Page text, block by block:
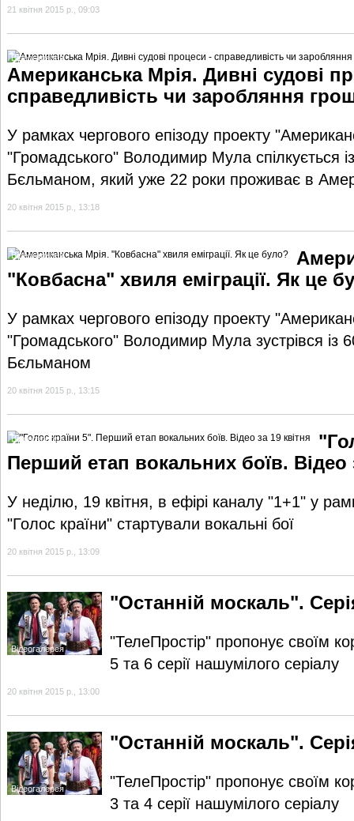
21 квітня 2015 р., 09:03
Відеогалерея
Американська Мрія. Дивні судові
справедливість чи заробляння
У рамках чергового епізоду проекту
"Громадського" Володимир Мула спілкується
Бєльманом, який уже 22 роки проживає в
20 квітня 2015 р., 13:18
Відеогалерея
"Ковбасна" хвиля еміграції. Як це
У рамках чергового епізоду проекту
"Громадського" Володимир Мула зустрівся із
Бєльманом
20 квітня 2015 р., 13:15
Відеогалерея
Перший етап вокальних боїв. Відео
У неділю, 19 квітня, в ефірі каналу "1+1" у
"Голос країни" стартували вокальні бої
20 квітня 2015 р., 13:09
Відеогалерея
"Останній москаль".
"ТелеПростір" пропонує своїм
5 та 6 серії нашумілого серіалу
20 квітня 2015 р., 13:00
Відеогалерея
"Останній москаль".
"ТелеПростір" пропонує своїм
3 та 4 серії нашумілого серіалу